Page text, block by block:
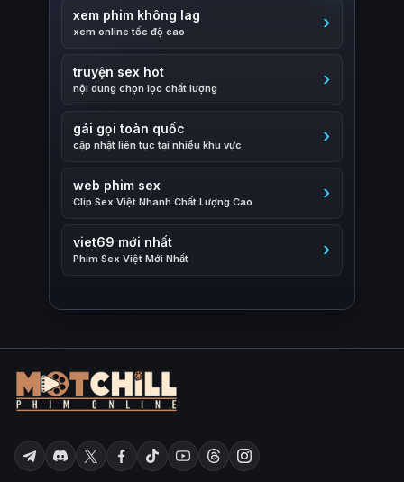
xem phim không lag
xem online tốc độ cao
truyện sex hot
nội dung chọn lọc chất lượng
gái gọi toàn quốc
cập nhật liên tục tại nhiều khu vực
web phim sex
Clip Sex Việt Nhanh Chất Lượng Cao
viet69 mới nhất
Phim Sex Việt Mới Nhất